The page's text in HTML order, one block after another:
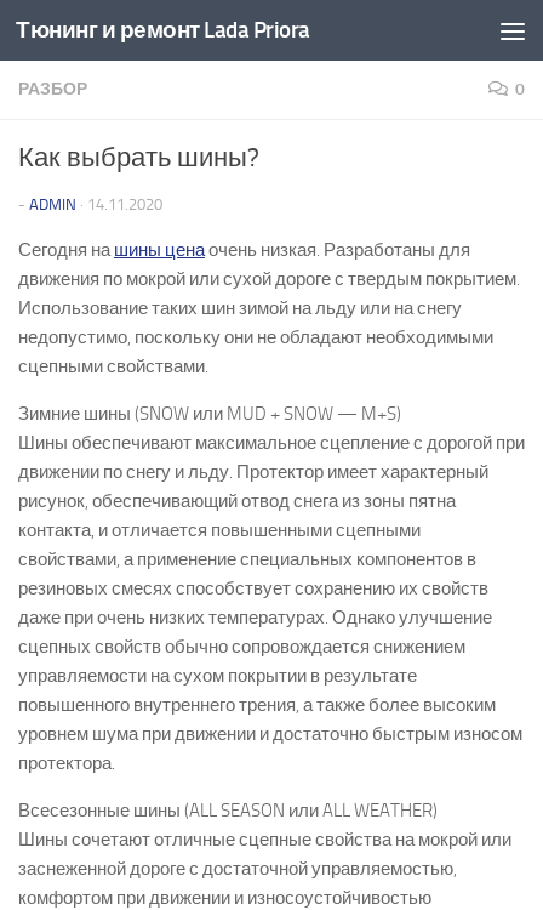
Перейти к содержимому
Тюнинг и ремонт Lada Priora
РАЗБОР 0
Как выбрать шины?
- ADMIN · 14.11.2020
Сегодня нашины ценаочень низкая. Разработаны для
движения по мокрой или сухой дороге с твердым покрытием.
Использование таких шин зимой на льду или на снегу
недопустимо, поскольку они не обладают необходимыми
сцепными свойствами.
Зимние шины (SNOW или MUD + SNOW — M+S)
Шины обеспечивают максимальное сцепление с дорогой при
движении по снегу и льду. Протектор имеет характерный
рисунок, обеспечивающий отвод снега из зоны пятна
контакта, и отличается повышенными сцепными
свойствами, а применение специальных компонентов в
резиновых смесях способствует сохранению их свойств
даже при очень низких температурах. Однако улучшение
сцепных свойств обычно сопровождается снижением
управляемости на сухом покрытии в результате
повышенного внутреннего трения, а также более высоким
уровнем шума при движении и достаточно быстрым износом
протектора.
Всесезонные шины (ALL SEASON или ALL WEATHER)
Шины сочетают отличные сцепные свойства на мокрой или
заснеженной дороге с достаточной управляемостью,
комфортом при движении и износоустойчивостью